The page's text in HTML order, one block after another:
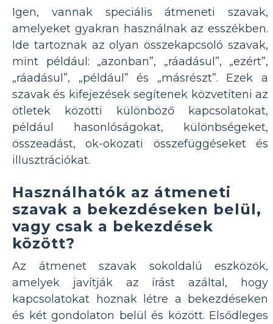
Igen, vannak speciális átmeneti szavak,
amelyeket gyakran használnak az esszékben.
Ide tartoznak az olyan összekapcsoló szavak,
mint például: „azonban”, „ráadásul”, „ezért”,
„ráadásul”, „például” és „másrészt”. Ezek a
szavak és kifejezések segítenek közvetíteni az
ötletek közötti különböző kapcsolatokat,
például hasonlóságokat, különbségeket,
összeadást, ok-okozati összefüggéseket és
illusztrációkat.
Használhatók az átmeneti
szavak a bekezdéseken belül,
vagy csak a bekezdések
között?
Az átmenet szavak sokoldalú eszközök,
amelyek javítják az írást azáltal, hogy
kapcsolatokat hoznak létre a bekezdéseken
és két gondolaton belül és között. Elsődleges